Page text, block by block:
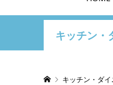
キッチン・
キッチン・ダ